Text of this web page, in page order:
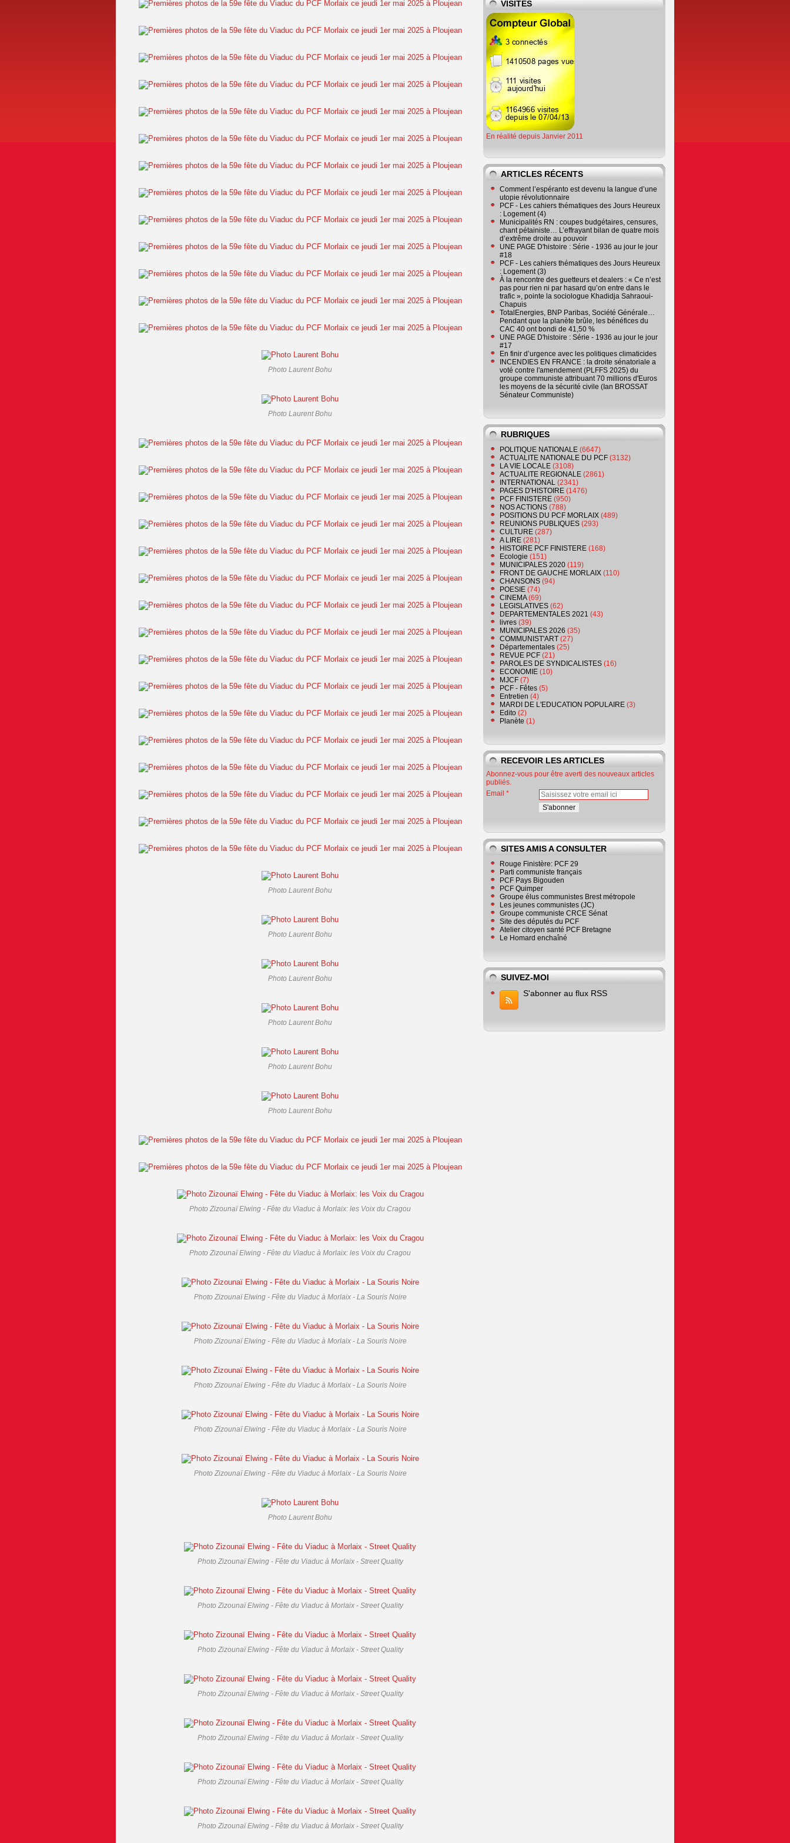
Photo Laurent Bohu
Photo Laurent Bohu
Photo Laurent Bohu
Photo Laurent Bohu
Photo Laurent Bohu
Photo Laurent Bohu
Photo Laurent Bohu
Photo Laurent Bohu
Photo Zizounaï Elwing - Fête du Viaduc à Morlaix: les Voix du Cragou
Photo Zizounaï Elwing - Fête du Viaduc à Morlaix: les Voix du Cragou
Photo Zizounaï Elwing - Fête du Viaduc à Morlaix - La Souris Noire
Photo Zizounaï Elwing - Fête du Viaduc à Morlaix - La Souris Noire
Photo Zizounaï Elwing - Fête du Viaduc à Morlaix - La Souris Noire
Photo Zizounaï Elwing - Fête du Viaduc à Morlaix - La Souris Noire
Photo Zizounaï Elwing - Fête du Viaduc à Morlaix - La Souris Noire
Photo Laurent Bohu
Photo Zizounaï Elwing - Fête du Viaduc à Morlaix - Street Quality
Photo Zizounaï Elwing - Fête du Viaduc à Morlaix - Street Quality
Photo Zizounaï Elwing - Fête du Viaduc à Morlaix - Street Quality
Photo Zizounaï Elwing - Fête du Viaduc à Morlaix - Street Quality
Photo Zizounaï Elwing - Fête du Viaduc à Morlaix - Street Quality
Photo Zizounaï Elwing - Fête du Viaduc à Morlaix - Street Quality
Photo Zizounaï Elwing - Fête du Viaduc à Morlaix - Street Quality
VISITES
En réalité depuis Janvier 2011
ARTICLES RÉCENTS
Comment l’espéranto est devenu la langue d’une
utopie révolutionnaire
PCF - Les cahiers thématiques des Jours Heureux
: Logement (4)
Municipalités RN : coupes budgétaires, censures,
chant pétainiste… L’effrayant bilan de quatre mois
d’extrême droite au pouvoir
UNE PAGE D'histoire : Série - 1936 au jour le jour
#18
PCF - Les cahiers thématiques des Jours Heureux
: Logement (3)
À la rencontre des guetteurs et dealers : « Ce n’est
pas pour rien ni par hasard qu’on entre dans le
trafic », pointe la sociologue Khadidja Sahraoui-
Chapuis
TotalEnergies, BNP Paribas, Société Générale…
Pendant que la planète brûle, les bénéfices du
CAC 40 ont bondi de 41,50 %
UNE PAGE D'histoire : Série - 1936 au jour le jour
#17
En finir d’urgence avec les politiques climaticides
INCENDIES EN FRANCE : la droite sénatoriale a
voté contre l'amendement (PLFFS 2025) du
groupe communiste attribuant 70 millions d'Euros
les moyens de la sécurité civile (Ian BROSSAT
Sénateur Communiste)
RUBRIQUES
POLITIQUE NATIONALE (6647)
ACTUALITE NATIONALE DU PCF (3132)
LA VIE LOCALE (3108)
ACTUALITE REGIONALE (2861)
INTERNATIONAL (2341)
PAGES D'HISTOIRE (1476)
PCF FINISTERE (950)
NOS ACTIONS (788)
POSITIONS DU PCF MORLAIX (489)
REUNIONS PUBLIQUES (293)
CULTURE (287)
A LIRE (281)
HISTOIRE PCF FINISTERE (168)
Ecologie (151)
MUNICIPALES 2020 (119)
FRONT DE GAUCHE MORLAIX (110)
CHANSONS (94)
POESIE (74)
CINEMA(69)
LEGISLATIVES (62)
DEPARTEMENTALES 2021 (43)
livres (39)
MUNICIPALES 2026 (35)
COMMUNIST'ART (27)
Départementales (25)
REVUE PCF (21)
PAROLES DE SYNDICALISTES (16)
ECONOMIE (10)
MJCF (7)
PCF - Fêtes (5)
Entretien (4)
MARDI DE L'EDUCATION POPULAIRE (3)
Edito (2)
Planète (1)
RECEVOIR LES ARTICLES
Abonnez-vous pour être averti des nouveaux articles
publiés.
Email
SITES AMIS A CONSULTER
Rouge Finistère: PCF 29
Parti communiste français
PCF Pays Bigouden
PCF Quimper
Groupe élus communistes Brest métropole
Les jeunes communistes (JC)
Groupe communiste CRCE Sénat
Site des députés du PCF
Atelier citoyen santé PCF Bretagne
Le Homard enchaîné
SUIVEZ-MOI
S'abonner au flux RSS